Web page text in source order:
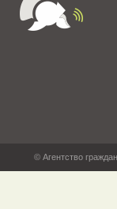
© Агентство